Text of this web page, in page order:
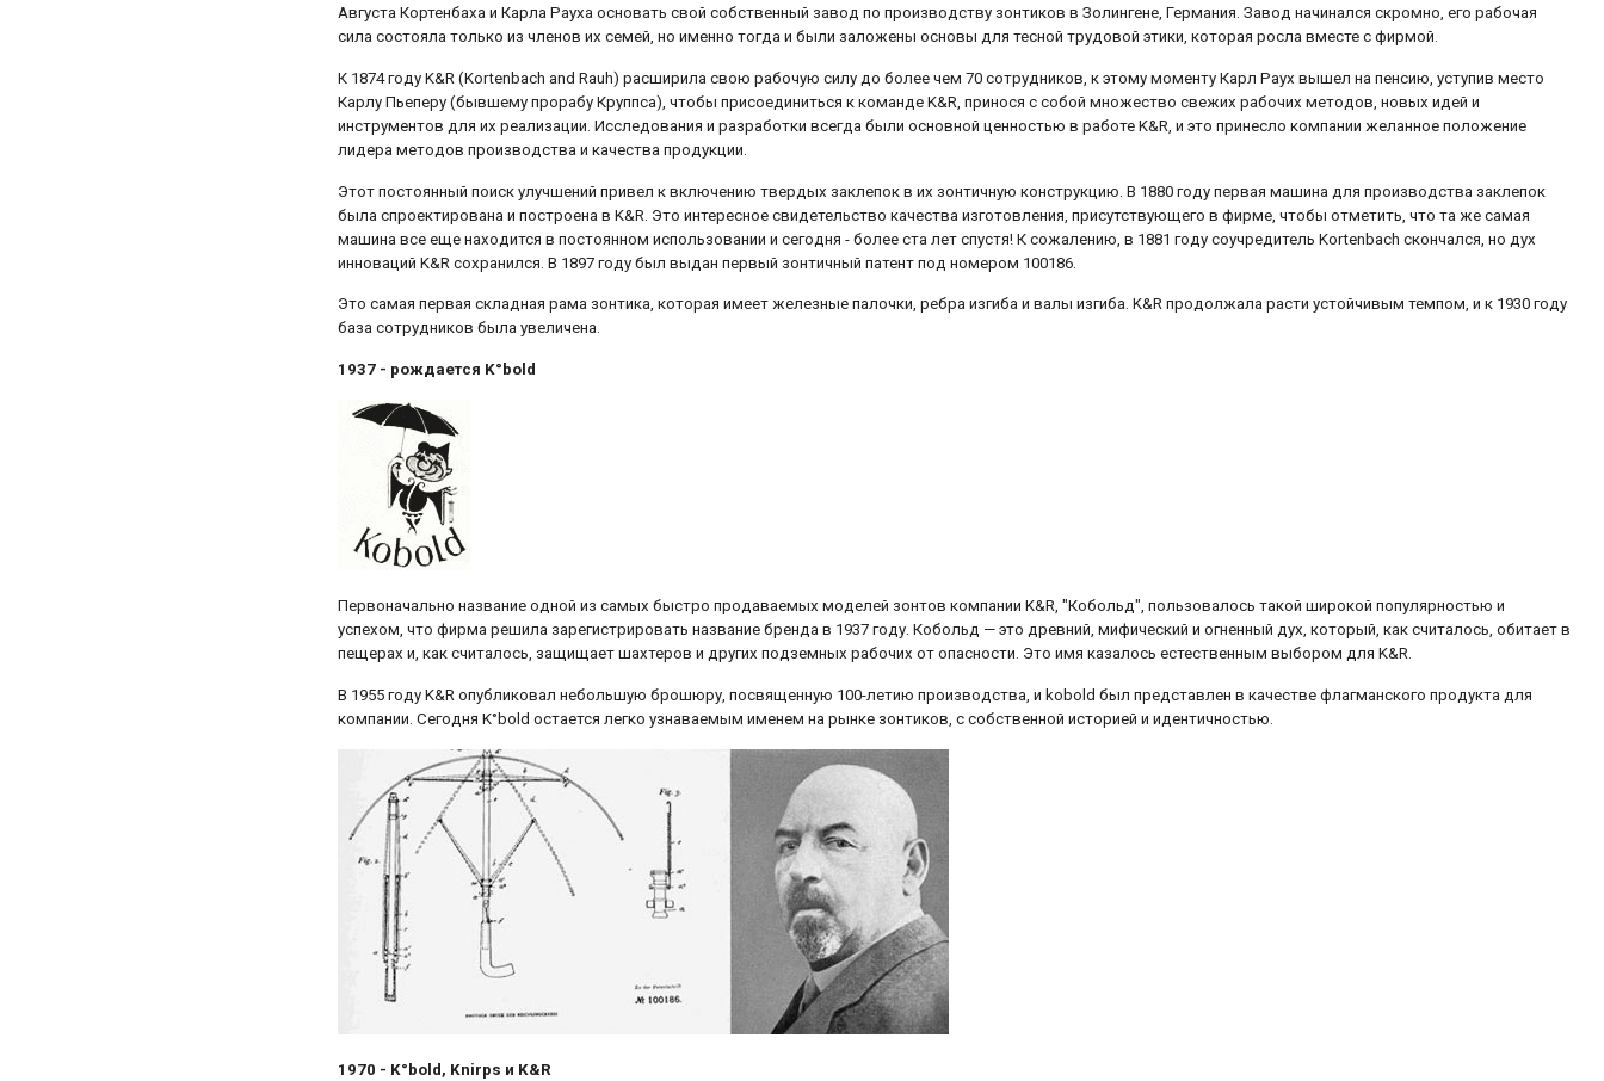
Августа Кортенбаха и Карла Рауха основать свой собственный завод по производству зонтиков в Золингене, Германия. Завод начинался скромно, его рабочая
сила состояла только из членов их семей, но именно тогда и были заложены основы для тесной трудовой этики, которая росла вместе с фирмой.
К 1874 году K&R (Kortenbach and Rauh) расширила свою рабочую силу до более чем 70 сотрудников, к этому моменту Карл Раух вышел на пенсию, уступив место
Карлу Пьеперу (бывшему прорабу Круппса), чтобы присоединиться к команде K&R, принося с собой множество свежих рабочих методов, новых идей и
инструментов для их реализации. Исследования и разработки всегда были основной ценностью в работе K&R, и это принесло компании желанное положение
лидера методов производства и качества продукции.
Этот постоянный поиск улучшений привел к включению твердых заклепок в их зонтичную конструкцию. В 1880 году первая машина для производства заклепок
была спроектирована и построена в K&R. Это интересное свидетельство качества изготовления, присутствующего в фирме, чтобы отметить, что та же самая
машина все еще находится в постоянном использовании и сегодня - более ста лет спустя! К сожалению, в 1881 году соучредитель Kortenbach скончался, но дух
инноваций K&R сохранился. В 1897 году был выдан первый зонтичный патент под номером 100186.
Это самая первая складная рама зонтика, которая имеет железные палочки, ребра изгиба и валы изгиба. K&R продолжала расти устойчивым темпом, и к 1930 году
база сотрудников была увеличена.
1937 - рождается K°bold
Первоначально название одной из самых быстро продаваемых моделей зонтов компании K&R, "Кобольд", пользовалось такой широкой популярностью и
успехом, что фирма решила зарегистрировать название бренда в 1937 году. Кобольд — это древний, мифический и огненный дух, который, как считалось, обитает в
пещерах и, как считалось, защищает шахтеров и других подземных рабочих от опасности. Это имя казалось естественным выбором для K&R.
В 1955 году K&R опубликовал небольшую брошюру, посвященную 100-летию производства, и kobold был представлен в качестве флагманского продукта для
компании. Сегодня K°bold остается легко узнаваемым именем на рынке зонтиков, с собственной историей и идентичностью.
1970 - K°bold, Knirps и K&R